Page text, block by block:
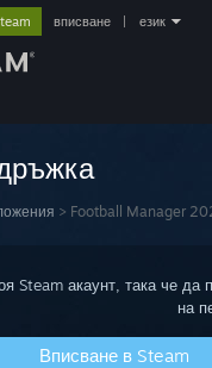
вписване език
> Football Manager
Steam акаунт, така че да
на
Вписване в Steam